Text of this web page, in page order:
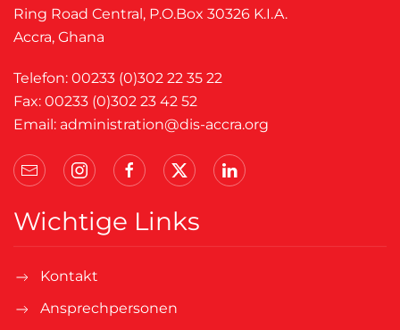
Ring Road Central, P.O.Box 30326 K.I.A.
Accra, Ghana
Telefon: 00233 (0)302 22 35 22
Fax: 00233 (0)302 23 42 52
Email: administration@dis-accra.org
Wichtige Links
Kontakt
Ansprechpersonen